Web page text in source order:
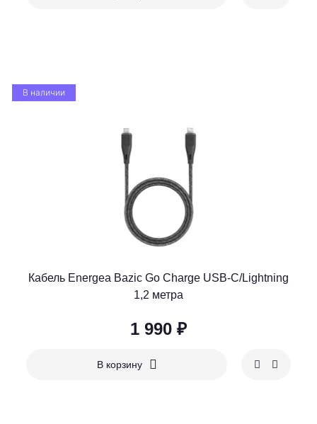
В наличии
Кабель Energea Bazic Go Charge USB-C/Lightning
1,2 метра
1 990 ₽
В корзину